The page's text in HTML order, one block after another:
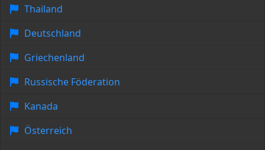
Thailand
Deutschland
Griechenland
Russische Föderation
Kanada
Österreich